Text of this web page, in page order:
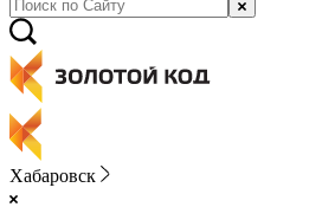
Хабаровск